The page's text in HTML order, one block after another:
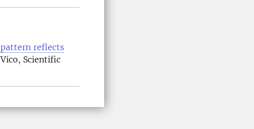
reflects
Scientific